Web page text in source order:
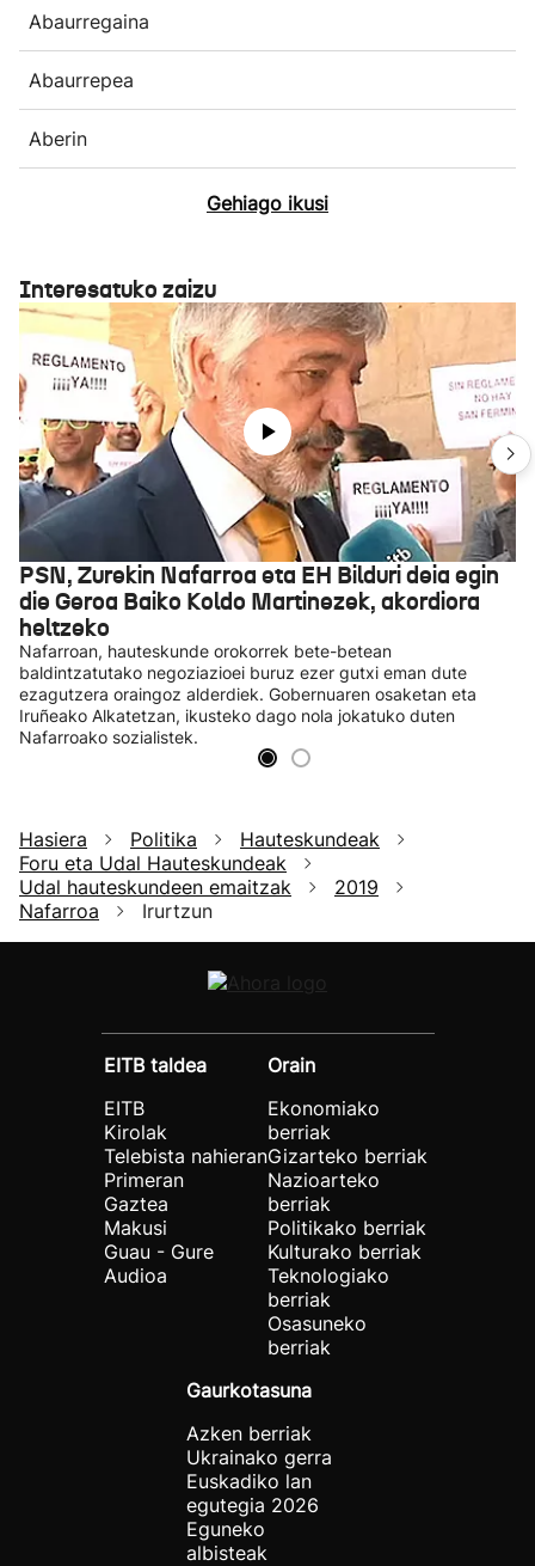
Abaurregaina
Abaurrepea
Aberin
Gehiago ikusi
Interesatuko zaizu
PSN, Zurekin Nafarroa eta EH Bilduri deia egin
die Geroa Baiko Koldo Martinezek, akordiora
heltzeko
Nafarroan, hauteskunde orokorrek bete-betean
baldintzatutako negoziazioei buruz ezer gutxi eman dute
ezagutzera oraingoz alderdiek. Gobernuaren osaketan eta
Iruñeako Alkatetzan, ikusteko dago nola jokatuko duten
Nafarroako sozialistek.
Hasiera Politika
Hauteskundeak
Foru eta Udal Hauteskundeak
Udal hauteskundeen emaitzak
2019
Nafarroa
Irurtzun
EITB taldea
EITB
Kirolak
Telebista nahieran
Primeran
Gaztea
Makusi
Guau - Gure
Audioa
Orain
Ekonomiako
berriak
Gizarteko berriak
Nazioarteko
berriak
Politikako berriak
Kulturako berriak
Teknologiako
berriak
Osasuneko
berriak
Gaurkotasuna
Azken berriak
Ukrainako gerra
Euskadiko lan
egutegia 2026
Eguneko
albisteak